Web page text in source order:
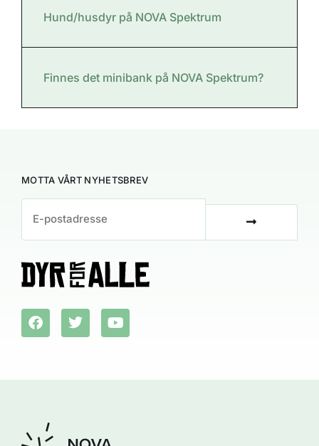
Hund/husdyr på NOVA Spektrum
Finnes det minibank på NOVA Spektrum?
MOTTA VÅRT NYHETSBREV